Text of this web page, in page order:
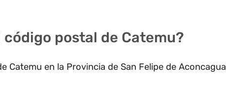
código postal de Catemu?
Catemu en la Provincia de San Felipe de Aconcagua